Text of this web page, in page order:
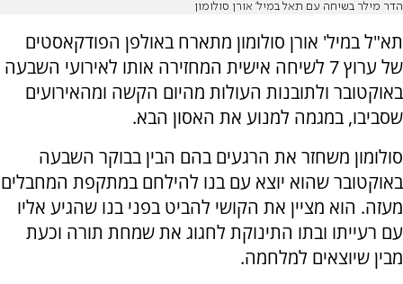
הדר מילר בשיחה עם תאל במיל' אורן סולומון
תא"ל במיל' אורן סולומון מתארח באולפן הפודקאסטים
של ערוץ 7 לשיחה אישית המחזירה אותו לאירועי השבעה
באוקטובר ולתובנות העולות מהיום הקשה ומהאירועים
שסביבו, במגמה למנוע את האסון הבא.
סולומון משחזר את הרגעים בהם הבין בבוקר השבעה
באוקטובר שהוא יוצא עם בנו להילחם במתקפת המחבלים
מעזה. הוא מציין את הקושי להביט בפני בנו שהגיע אליו
עם רעייתו ובתו התינוקת לחגוג את שמחת תורה וכעת
מבין שיוצאים למלחמה.